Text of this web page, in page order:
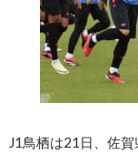
J1鳥栖は21日、佐